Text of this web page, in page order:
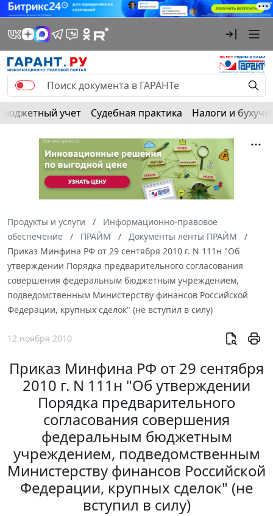
Бюджетный учет Судебная практика Налоги и
Продукты и услуги
Информационно-правовое
обеспечение
ПРАЙМ
Документы ленты ПРАЙМ
Приказ Минфина РФ от 29 сентября 2010 г. N 111н "Об
утверждении Порядка предварительного согласования
совершения федеральным бюджетным учреждением,
подведомственным Министерству финансов Российской
Федерации, крупных сделок" (не вступил в силу)
12 ноября 2010
Приказ Минфина РФ от 29 сентября
2010 г. N 111н "Об утверждении
Порядка предварительного
согласования совершения
федеральным бюджетным
учреждением, подведомственным
Министерству финансов Российской
Федерации, крупных сделок" (не
вступил в силу)